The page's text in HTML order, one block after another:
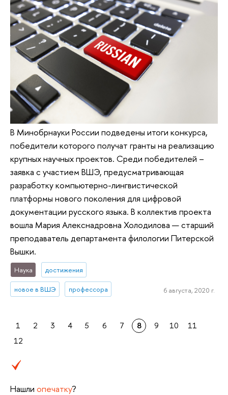
В Минобрнауки России подведены итоги конкурса,
победители которого получат гранты на реализацию
крупных научных проектов. Среди победителей –
заявка с участием ВШЭ, предусматривающая
разработку компьютерно-лингвистической
платформы нового поколения для цифровой
документации русского языка. В коллектив проекта
вошла Мария Алекснадровна Холодилова — старший
преподаватель департамента филологии Питерской
Вышки.
Наука достижения
новое в ВШЭ профессора 6 августа, 2020 г.
1 2 3 4 5 6 7 8 9 10
11
12
Нашли опечатку?